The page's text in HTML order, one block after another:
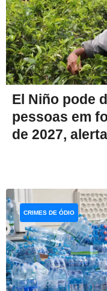
El Niño pode
pessoas em
de 2027,
CRIMES DE ÓDIO